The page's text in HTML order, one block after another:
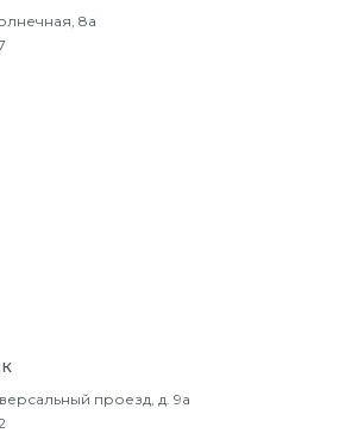
8а
проезд, д. 9а